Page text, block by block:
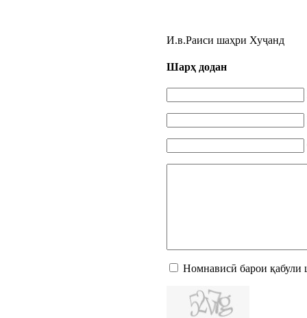
И.в.Раиси шаҳри
Шарҳ додан
Номнависӣ барои қабули